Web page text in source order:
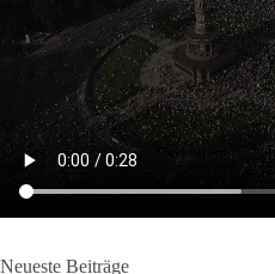
🔎 Über 100-mal keine Antwort.
Anthony Fauci, Immunologe und
Präsidenten, hat bei einer
als 100 Fragen die Aussage
Bewertung werden Gerichte und
auf Basis seines Tagebuches.
der Vorgang eines deutlich:
Neueste Beiträge